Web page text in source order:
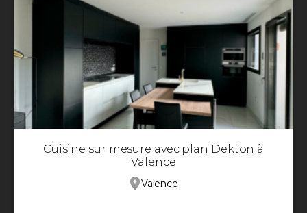
Cuisine sur mesure avec plan Dekton à
Valence
Valence